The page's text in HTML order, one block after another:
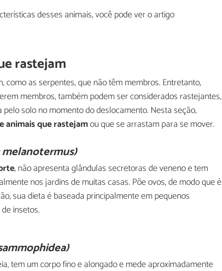
desses animais, você pode ver o artigo
rastejam
como as serpentes, que não têm membros. Entretanto,
membros, também podem ser considerados rastejantes,
solo no momento do deslocamento. Nesta seção,
animais que rastejamou que se arrastam para se mover.
, não apresenta glândulas secretoras de veneno e tem
nos jardins de muitas casas. Põe ovos, de modo que é
sua dieta é baseada principalmente em pequenos
insetos.
tem um corpo fino e alongado e mede aproximadamente